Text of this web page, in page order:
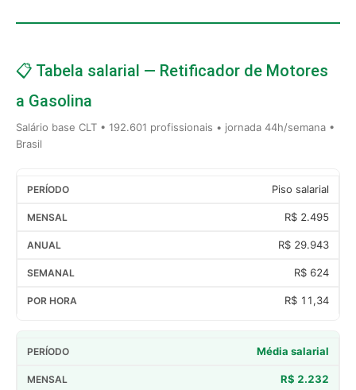
📋 Tabela salarial — Retificador de Motores
a Gasolina
Salário base CLT • 192.601 profissionais • jornada 44h/semana •
Brasil
Piso salarial
R$ 2.495
R$ 29.943
R$ 624
R$ 11,34
Média salarial
R$ 2.232